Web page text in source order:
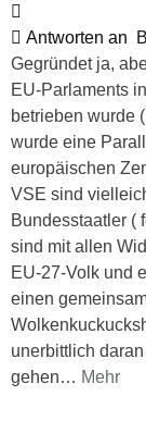
Antworten an
Gegründet ja,
EU-Parlaments
betrieben wurde
wurde eine
europäischen
VSE sind
Bundesstaatler (
sind mit allen
EU-27-Volk und
einen
unerbittlich
gehen… Mehr